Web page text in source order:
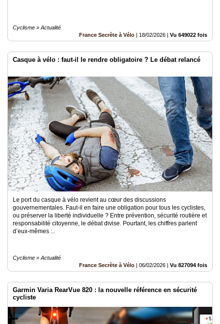
Cyclisme » Actualité
France Secrète à Vélo | 18/02/2026 | Vu 649022 fois
Casque à vélo : faut-il le rendre obligatoire ? Le débat relancé
Le port du casque à vélo revient au cœur des discussions
gouvernementales. Faut-il en faire une obligation pour tous les cyclistes,
ou préserver la liberté individuelle ? Entre prévention, sécurité routière et
responsabilité citoyenne, le débat divise. Pourtant, les chiffres parlent
d’eux-mêmes :..
Cyclisme » Actualité
France Secrète à Vélo | 06/02/2026 | Vu 827094 fois
Garmin Varia RearVue 820 : la nouvelle référence en sécurité
cycliste